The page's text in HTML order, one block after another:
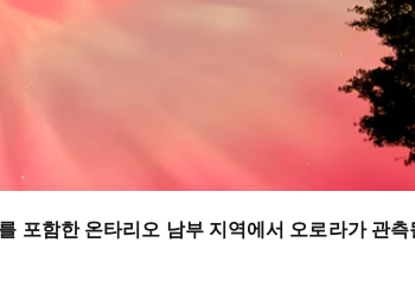
포함한 온타리오 남부 지역에서 오로라가 관측